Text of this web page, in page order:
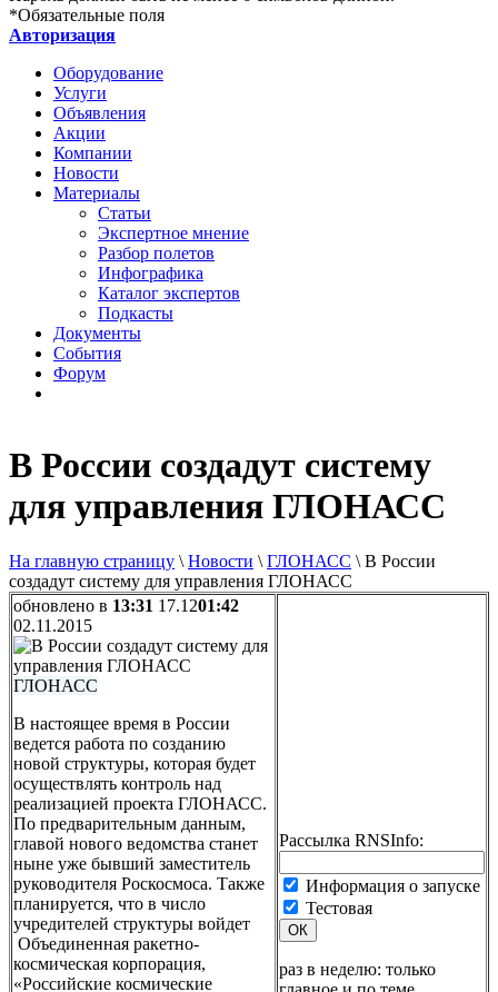
В России создадут систему
для управления ГЛОНАСС
На главную страницу \ Новости \ ГЛОНАСС \ В России
создадут систему для управления ГЛОНАСС
обновлено в 13:31 17.1201:42
02.11.2015
ГЛОНАСС
В настоящее время в России
ведется работа по созданию
новой структуры, которая будет
осуществлять контроль над
реализацией проекта ГЛОНАСС.
По предварительным данным,
главой нового ведомства станет
ныне уже бывший заместитель
руководителя Роскосмоса. Также
планируется, что в число
учредителей структуры войдет
Объединенная ракетно-
космическая корпорация,
«Российские космические
Рассылка RNSInfo:
Информация о запуске
Тестовая
ОК
раз в неделю: только
*Обязательные поля
Авторизация
Оборудование
Услуги
Объявления
Акции
Компании
Новости
Материалы
Статьи
Экспертное мнение
Разбор полетов
Инфографика
Каталог экспертов
Подкасты
Документы
События
Форум